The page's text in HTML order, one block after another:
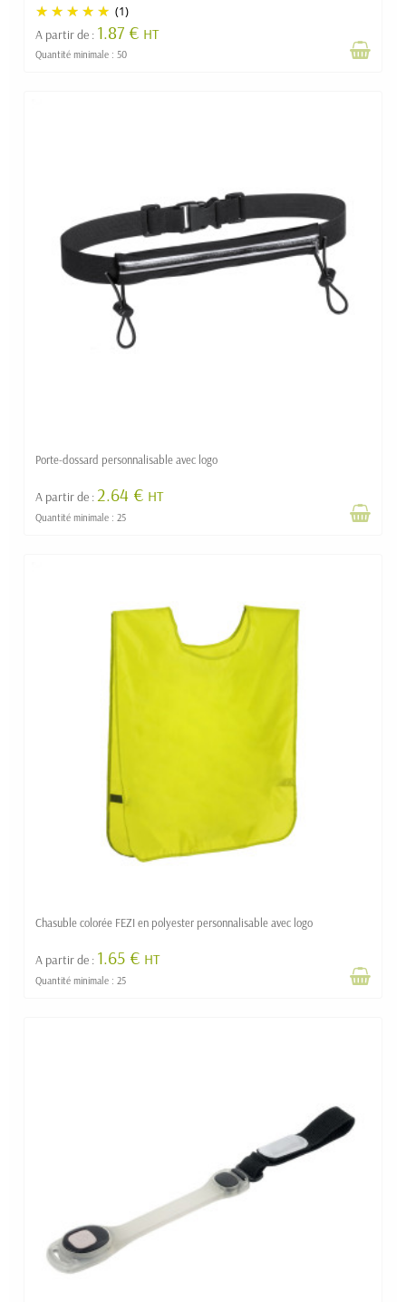
(1)
A partir de : 1.87 € HT
Quantité minimale : 50
Porte-dossard personnalisable avec logo
A partir de :2.64 € HT
Quantité minimale : 25
Chasuble colorée FEZI en polyester personnalisable avec logo
A partir de : 1.65 € HT
Quantité minimale : 25